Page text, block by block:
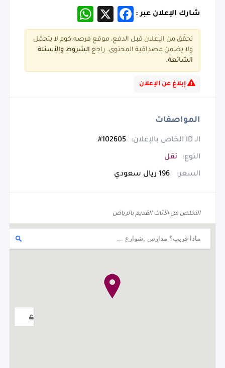
شارك الإعلان عبر : Facebook
X
WhatsApp
تحقّق من الإعلان قبل الدفع، موقع فرصه.كوم لا يتحمّل
ولا يضمن مصداقية المحتوى. راجع الشروط والأسئلة
الشائعة.
إبلاغ عن الإعلان
المواصفات
الـ ID الخاص بالإعلان: 102605#
النوع: نقل
السعر:
التخلص من الأثاث القديم بالرياض